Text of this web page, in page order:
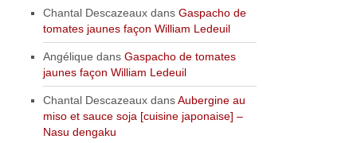
Chantal Descazeaux dansGaspacho de
tomates jaunes façon William Ledeuil
Angélique dansGaspacho de tomates
jaunes façon William Ledeuil
Chantal Descazeaux dansAubergine au
miso et sauce soja [cuisine japonaise] –
Nasu dengaku